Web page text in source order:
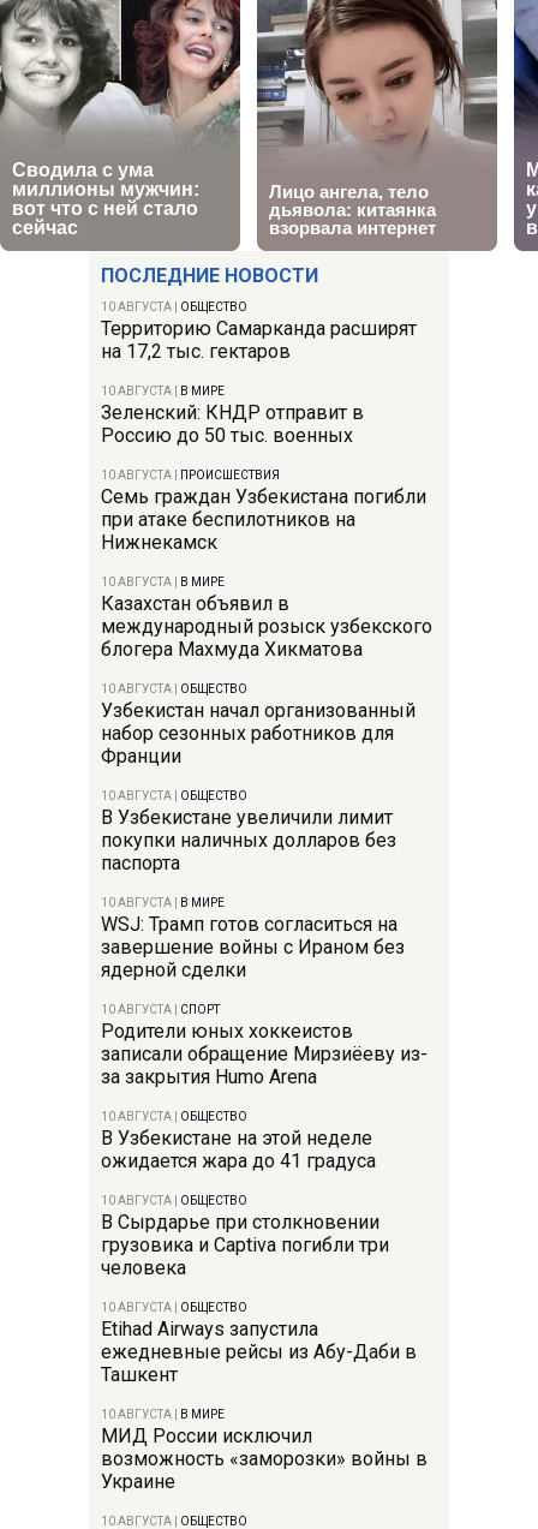
ПОСЛЕДНИЕ НОВОСТИ
10 АВГУСТА ОБЩЕСТВО
Территорию Самарканда расширят
на 17,2 тыс. гектаров
10 АВГУСТА В МИРЕ
Зеленский: КНДР отправит в
Россию до 50 тыс. военных
10 АВГУСТА ПРОИСШЕСТВИЯ
Семь граждан Узбекистана погибли
при атаке беспилотников на
Нижнекамск
10 АВГУСТА В МИРЕ
Казахстан объявил в
международный розыск узбекского
блогера Махмуда Хикматова
10 АВГУСТА ОБЩЕСТВО
Узбекистан начал организованный
набор сезонных работников для
Франции
10 АВГУСТА ОБЩЕСТВО
В Узбекистане увеличили лимит
покупки наличных долларов без
паспорта
10 АВГУСТА В МИРЕ
WSJ: Трамп готов согласиться на
завершение войны с Ираном без
ядерной сделки
10 АВГУСТА СПОРТ
Родители юных хоккеистов
записали обращение Мирзиёеву из-
за закрытия Humo Arena
10 АВГУСТА ОБЩЕСТВО
В Узбекистане на этой неделе
ожидается жара до 41 градуса
10 АВГУСТА ОБЩЕСТВО
В Сырдарье при столкновении
грузовика и Captiva погибли три
человека
10 АВГУСТА ОБЩЕСТВО
Etihad Airways запустила
ежедневные рейсы из Абу-Даби в
Ташкент
10 АВГУСТА В МИРЕ
МИД России исключил
возможность «заморозки» войны в
Украине
10 АВГУСТА ОБЩЕСТВО